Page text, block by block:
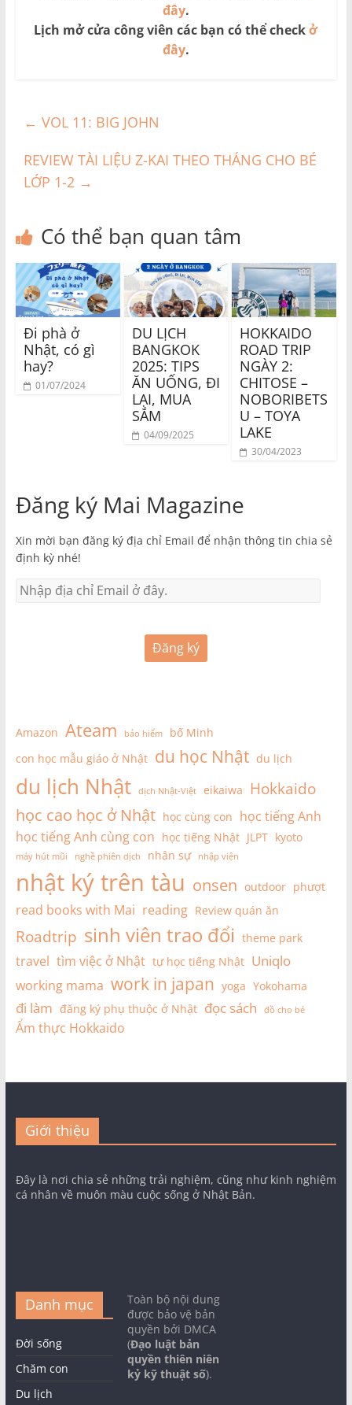
đây.
Lịch mở cửa công viên các bạn có thể checkở
đây.
← VOL 11: BIG JOHN
REVIEW TÀI LIỆU Z-KAI THEO THÁNG CHO BÉ
LỚP 1-2 →
Có thể bạn quan tâm
Đi phà ở
Nhật, có gì
hay?
01/07/2024
DU LỊCH
BANGKOK
2025: TIPS
ĂN UỐNG, ĐI
LẠI, MUA
SẮM
04/09/2025
HOKKAIDO
ROAD TRIP
NGÀY 2:
CHITOSE –
NOBORIBETS
U – TOYA
LAKE
30/04/2023
Đăng ký Mai Magazine
Xin mời bạn đăng ký địa chỉ Email để nhận thông tin chia sẻ
định kỳ nhé!
Đăng ký
Amazon Ateam bảo hiểm
bố Minh
con học mẫu giáo ở Nhật du học Nhật du lịch
du lịch Nhật dịch Nhật-Việt eikaiwa Hokkaido
học cao học ở Nhật học cùng con học tiếng Anh
học tiếng Anh cùng con học tiếng Nhật JLPT kyoto
máy hút mũi nghề phiên dịch nhân sự nhập viện
nhật ký trên tàu onsen outdoor phượt
read books with Mai reading Review quán ăn
Roadtrip sinh viên trao đổi theme park
travel tìm việc ở Nhật tự học tiếng Nhật Uniqlo
working mama work in japan yoga Yokohama
đi làm đăng ký phụ thuộc ở Nhật đọc sách đồ cho bé
Ẩm thực Hokkaido
Giới thiệu
Đây là nơi chia sẻ những trải nghiệm, cũng như kinh nghiệm
cá nhân về muôn màu cuộc sống ở Nhật Bản.
Danh mục
Đời sống
Chăm con
Du lịch
Toàn bộ nội dung
được bảo vệ bản
quyền bởi DMCA
(Đạo luật bản
quyền thiên niên
kỷ kỹ thuật số).